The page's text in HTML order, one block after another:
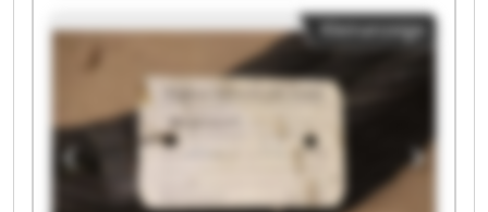
Absaugtechnik GmbH D&M Absaugtechnik
GmbH D&M Absaugtechnik GmbH D&M
Absaugtechnik GmbH D&M Absaugtechnik
GmbH D&M Absaugtechnik GmbH D&M
Absaugtechnik GmbH D&M Absaugtechnik
GmbH D&M Absaugtechnik GmbH D&M
Absaugtechnik GmbH D&M Absaugtechnik
GmbH D&M Absaugtechnik GmbH D&M
Absaugtechnik GmbH D&M Absaugtechnik
Kleinanzeige